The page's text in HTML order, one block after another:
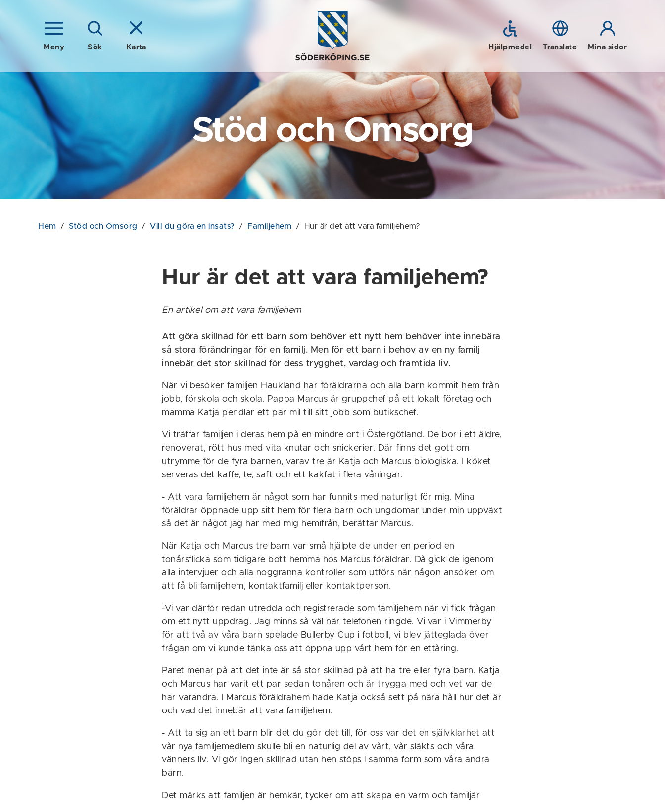
Meny Sök Karta Hjälpmedel Translate Mina sidor
Stöd och Omsorg
Hem / Stöd och Omsorg / Vill du göra en insats? / Familjehem / Hur är det att vara familjehem?
Hur är det att vara familjehem?
En artikel om att vara familjehem
Att göra skillnad för ett barn som behöver ett nytt hem behöver inte innebära
så stora förändringar för en familj. Men för ett barn i behov av en ny familj
innebär det stor skillnad för dess trygghet, vardag och framtida liv.
När vi besöker familjen Haukland har föräldrarna och alla barn kommit hem från
jobb, förskola och skola. Pappa Marcus är gruppchef på ett lokalt företag och
mamma Katja pendlar ett par mil till sitt jobb som butikschef.
Vi träffar familjen i deras hem på en mindre ort i Östergötland. De bor i ett äldre,
renoverat, rött hus med vita knutar och snickerier. Där finns det gott om
utrymme för de fyra barnen, varav tre är Katja och Marcus biologiska. I köket
serveras det kaffe, te, saft och ett kakfat i flera våningar.
- Att vara familjehem är något som har funnits med naturligt för mig. Mina
föräldrar öppnade upp sitt hem för flera barn och ungdomar under min uppväxt
så det är något jag har med mig hemifrån, berättar Marcus.
När Katja och Marcus tre barn var små hjälpte de under en period en
tonårsflicka som tidigare bott hemma hos Marcus föräldrar. Då gick de igenom
alla intervjuer och alla noggranna kontroller som utförs när någon ansöker om
att få bli familjehem, kontaktfamilj eller kontaktperson.
-Vi var därför redan utredda och registrerade som familjehem när vi fick frågan
om ett nytt uppdrag. Jag minns så väl när telefonen ringde. Vi var i Vimmerby
för att två av våra barn spelade Bullerby Cup i fotboll, vi blev jätteglada över
frågan om vi kunde tänka oss att öppna upp vårt hem för en ettåring.
Paret menar på att det inte är så stor skillnad på att ha tre eller fyra barn. Katja
och Marcus har varit ett par sedan tonåren och är trygga med och vet var de
har varandra. I Marcus föräldrahem hade Katja också sett på nära håll hur det är
och vad det innebär att vara familjehem.
- Att ta sig an ett barn blir det du gör det till, för oss var det en självklarhet att
vår nya familjemedlem skulle bli en naturlig del av vårt, vår släkts och våra
vänners liv. Vi gör ingen skillnad utan hen stöps i samma form som våra andra
barn.
Det märks att familjen är hemkär, tycker om att skapa en varm och familjär